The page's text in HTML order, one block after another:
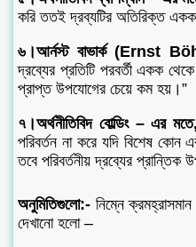
করি ততই দ্রব্যটির অতিরিক্ত
৬।আর্নস্ট বাভার্ক (Ernst
দ্রব্যের প্রতিটি পরবর্তী একক
প্রাপ্ত উপযোগের চেয়ে কম হয়।”
৭।অর্থনীতিবিদ বোল্ডিং – এর মতে,
পরিবর্তন না করে যদি বিশেষ কোন
তবে পরিবর্তনীয় দ্রব্যের
অনুমিতিগুলো:- নিম্নে
দেখানো হলো –